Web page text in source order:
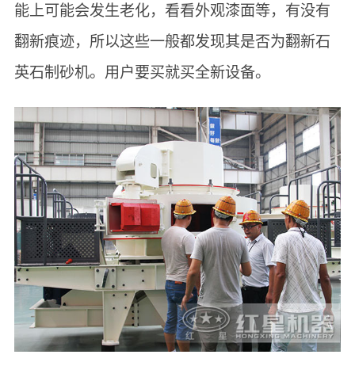
能上可能会发生老化，看看外观漆面等，有没有
翻新痕迹，所以这些一般都发现其是否为翻新石
英石制砂机。用户要买就买全新设备。